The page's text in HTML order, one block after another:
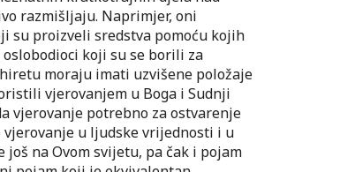
razmišljaju. Naprimjer, oni
su proizveli sredstva pomoću kojih
koji su se borili za
moraju imati uzvišene položaje
vjerovanjem u Boga i Sudnji
vjerovanje potrebno za ostvarenje
u ljudske vrijednosti i u
na Ovom svijetu, pa čak i pojam